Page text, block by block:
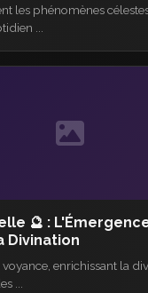
les phénomènes
...
🔮 :
Divination
enrichissant la
...